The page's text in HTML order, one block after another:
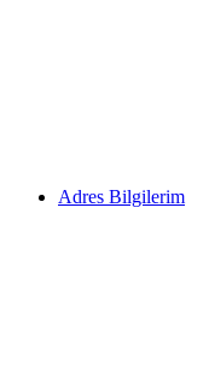
Adres Bilgilerim